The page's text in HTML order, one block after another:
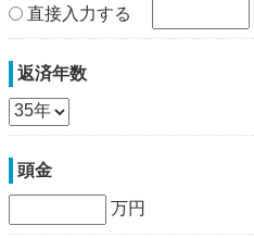
直接入力する
返済年数
頭金
万円